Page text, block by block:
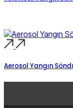
Aerosol Yangın